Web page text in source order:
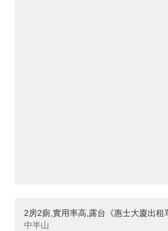
2房2廁,實用率高,露台《惠士大廈出租
中半山